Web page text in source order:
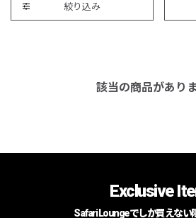
絞り込み
該当の商品があり
Exclusive
Safari Loungeでしか買えない